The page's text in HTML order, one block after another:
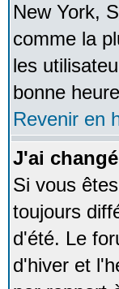
New York,
comme la
les
bonne
Revenir en
J'ai
Si vous
toujours
d'été. Le
d'hiver et